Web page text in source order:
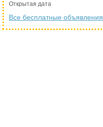
Открытая дата
Все бесплатные объявления